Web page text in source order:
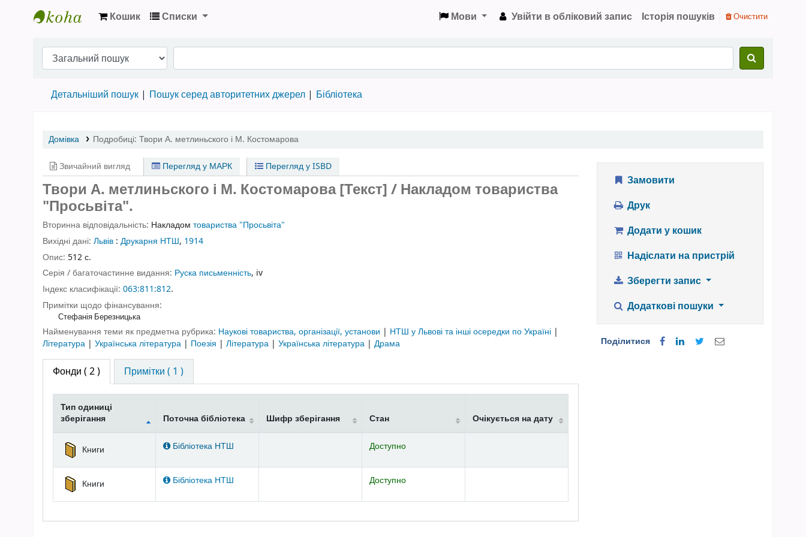
Кошик Списки Мови Увійти в обліковий запис Історія пошуків Очистити
Детальніший пошук Пошук серед авторитетних джерел Бібліотека
Домівка Подробиці: Твори А. метлиньского і М. Костомарова
Звичайний вигляд Перегляд у МАРК Перегляд у ISBD
Твори А. метлиньского і М. Костомарова [Текст] / Накладом товариства
"Просьвіта".
Вторинна відповідальність: Накладом товариства "Просьвіта"
Вихідні дані: Львів : Друкарня НТШ, 1914
Опис: 512 с.
Серія / багаточастинне видання: Руска письменність, iv
Індекс класифікації: 063:811:812.
Примітки щодо фінансування:
Стефанія Березницька
Найменування теми як предметна рубрика: Наукові товариства, організації, установи | НТШ у Львові та інші осередки по Україні |
Література | Українська література | Поезія | Література | Українська література | Драма
Фонди ( 2 ) Примітки ( 1 )
Тип одиниці
зберігання
Поточна бібліотека Шифр зберігання Стан Очікується на дату
Книги Бібліотека НТШ Доступно
Книги Бібліотека НТШ Доступно
Замовити
Друк
Додати у кошик
Надіслати на пристрій
Зберегти запис
Додаткові пошуки
Поділитися